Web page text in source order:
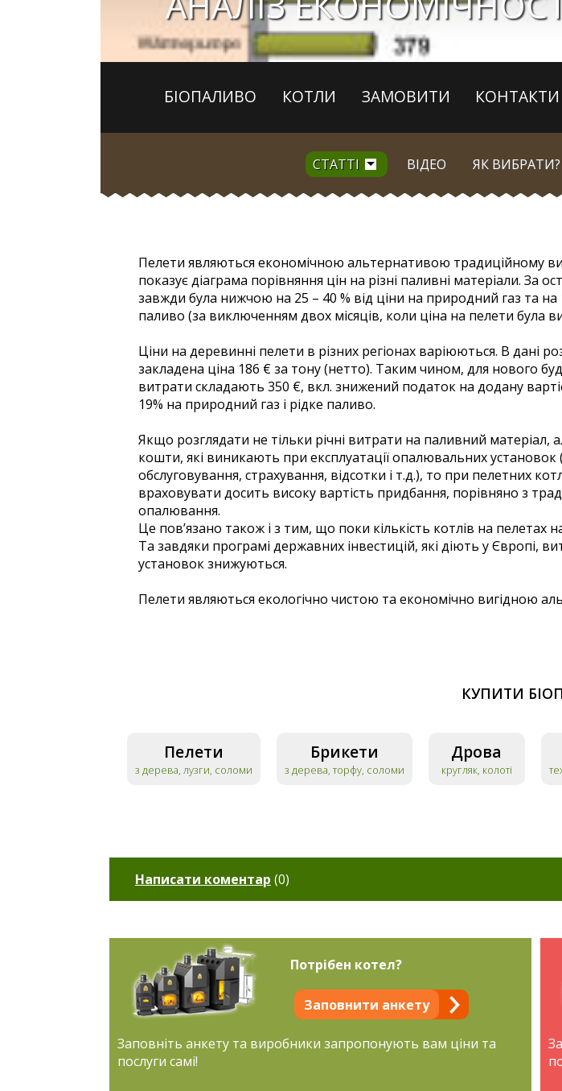
БІОПАЛИВО КОТЛИ ЗАМОВИТИ КОНТАКТИ
СТАТТІ ВІДЕО ЯК ВИБРАТИ?
Пелети являються економічною альтернативою традиційному
показує діаграма порівняння цін на різні паливні матеріали. За
завжди була нижчою на 25 – 40 % від ціни на природний газ та на
паливо (за виключенням двох місяців, коли ціна на пелети була
Ціни на деревинні пелети в різних регіонах варіюються. В дані
закладена ціна 186 € за тону (нетто). Таким чином, для нового
витрати складають 350 €, вкл. знижений податок на додану
19% на природний газ і рідке паливо.
Якщо розглядати не тільки річні витрати на паливний матеріал,
кошти, які виникають при експлуатації опалювальних установок
обслуговування, страхування, відсотки і т.д.), то при пелетних
враховувати досить високу вартість придбання, порівняно з
опалювання.
Це пов’язано також і з тим, що поки кількість котлів на
Та завдяки програмі державних інвестицій, які діють у Європі,
установок знижуються.
Пелети являються екологічно чистою та економічно вигідною
КУПИТИ
Пелети
з дерева, лузги, соломи
Брикети
з дерева, торфу, соломи
Дрова
кругляк, колоті
Написати коментар (0)
Потрібен котел?
Заповнити анкету
Заповніть анкету та виробники запропонують вам ціни та
послуги самі!